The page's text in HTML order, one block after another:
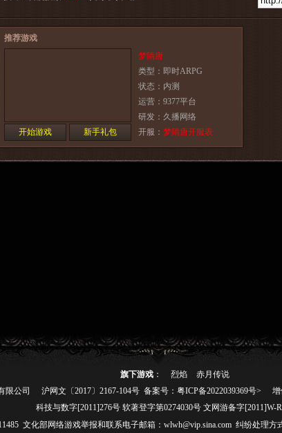
推荐游戏
开始游戏 新手礼包
梦隋唐
类型：即时ARPG
状态：内测
运营：9377平台
研发：久播网络
开服： 梦隋唐开服表
旗下游戏 ： 烈焰
赤月传说
限公司
沪网文〔2017〕2167-104号 备案号：粤ICP备2022039369号>
增
科技与数字[2011]276号 软著登字第0274030号 文网游备字[2011]W-
文化部网络游戏举报和联系电子邮箱：wlwh@vip.sina.com 纠纷处理